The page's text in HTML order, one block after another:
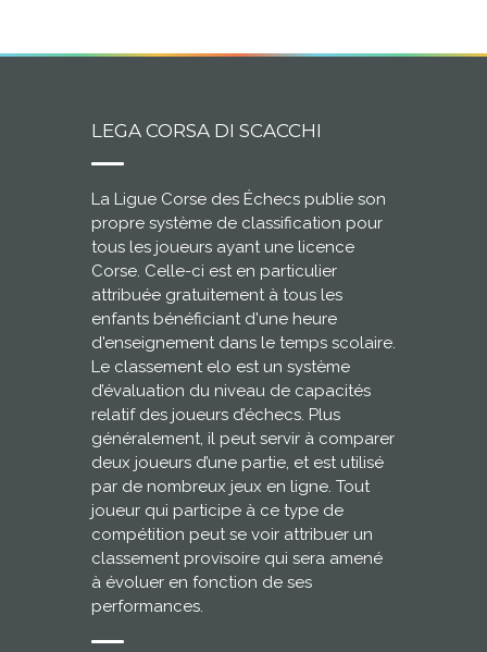
LEGA CORSA DI SCACCHI
La Ligue Corse des Échecs publie son
propre système de classification pour
tous les joueurs ayant une licence
Corse. Celle-ci est en particulier
attribuée gratuitement à tous les
enfants bénéficiant d'une heure
d'enseignement dans le temps scolaire.
Le classement elo est un système
d’évaluation du niveau de capacités
relatif des joueurs d’échecs. Plus
généralement, il peut servir à comparer
deux joueurs d’une partie, et est utilisé
par de nombreux jeux en ligne. Tout
joueur qui participe à ce type de
compétition peut se voir attribuer un
classement provisoire qui sera amené
à évoluer en fonction de ses
performances.